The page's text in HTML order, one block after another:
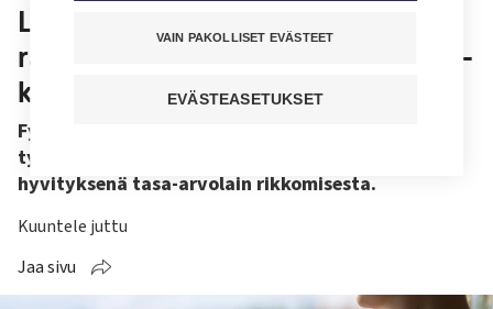
Laiton koeaikapurku,
raskaussyrjintä ja palkkasaatavat –
käräjäoikeudesta tuomio
Fysioterapeutti saa tuhansia euroja korvauksena
työsuhteen perusteettomasta päättämisestä ja
hyvityksenä tasa-arvolain rikkomisesta.
Kuuntele juttu
Jaa sivu
VAIN PAKOLLISET EVÄSTEET
EVÄSTEASETUKSET